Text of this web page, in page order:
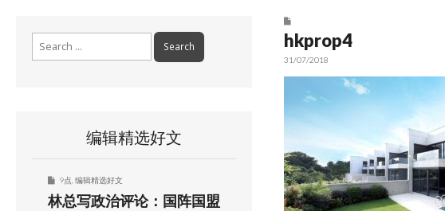
hkprop4
31/07/2018
编辑精选好文
9点 编辑精选好文
林总写政治评论：国阵国盟